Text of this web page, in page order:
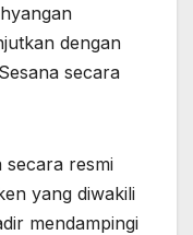
dengan
secara
secara resmi
yang diwakili
mendampingi